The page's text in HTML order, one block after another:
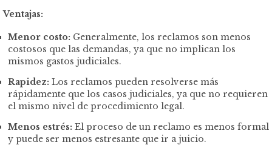
Ventajas:
Menor costo: Generalmente, los reclamos son menos
costosos que las demandas, ya que no implican los
mismos gastos judiciales.
Rapidez: Los reclamos pueden resolverse más
rápidamente que los casos judiciales, ya que no requieren
el mismo nivel de procedimiento legal.
Menos estrés: El proceso de un reclamo es menos formal
y puede ser menos estresante que ir a juicio.